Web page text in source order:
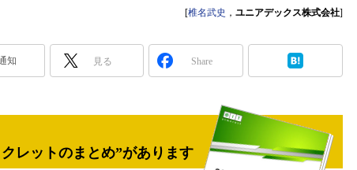
Security &
[椎名武史 ， ユニアデックス株式会社]
知 見る Share
レットのまとめ”があります